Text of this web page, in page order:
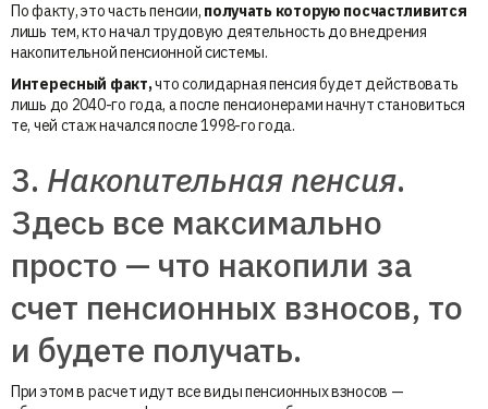
По факту, это часть пенсии, получать которую посчастливится
лишь тем, кто начал трудовую деятельность до внедрения
накопительной пенсионной системы.
Интересный факт,что солидарная пенсия будет действовать
лишь до 2040-го года, а после пенсионерами начнут становиться
те, чей стаж начался после 1998-го года.
3. Накопительная пенсия.
Здесь все максимально
просто — что накопили за
счет пенсионных взносов, то
и будете получать.
При этом в расчет идут все виды пенсионных взносов —